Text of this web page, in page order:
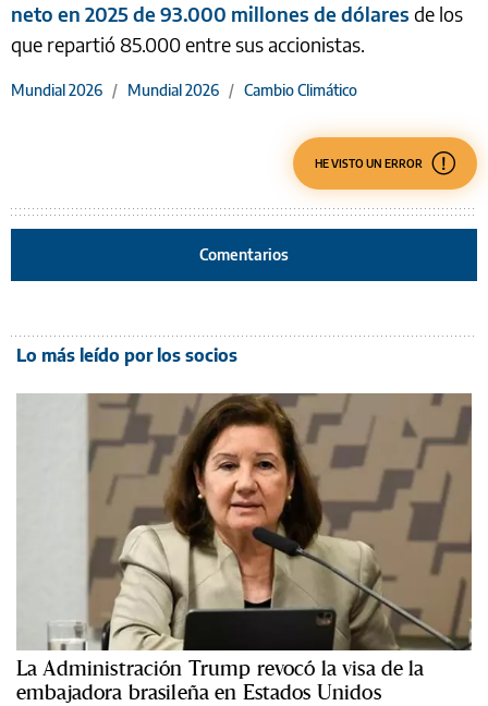
neto en 2025 de 93.000 millones de dólares de los
que repartió 85.000 entre sus accionistas.
Mundial 2026 / Mundial 2026 / Cambio Climático
HE VISTO UN ERROR
Comentarios
Lo más leído por los socios
La Administración Trump revocó la visa de la
embajadora brasileña en Estados Unidos